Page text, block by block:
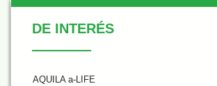
De Interés
DE INTERÉS
AQUILA a-LIFE